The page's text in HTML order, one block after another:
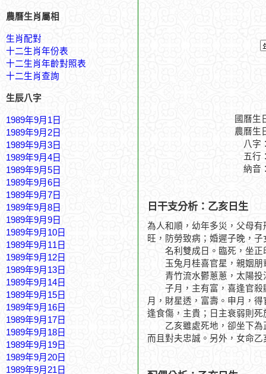
農曆生肖屬相
生肖配對
十二生肖年份表
十二生肖年齡對照表
十二生肖查詢
生辰八字
1989年9月1日
1989年9月2日
1989年9月3日
1989年9月4日
1989年9月5日
1989年9月6日
1989年9月7日
1989年9月8日
1989年9月9日
1989年9月10日
1989年9月11日
1989年9月12日
1989年9月13日
1989年9月14日
1989年9月15日
1989年9月16日
1989年9月17日
1989年9月18日
1989年9月19日
1989年9月20日
1989年9月21日
國曆生
農曆生
八字
五行
納音
日干支分析：乙亥日生
為人和順，幼年多災，父母
旺，防勞致病；婚遲子晚，
名利雙成日。臨死，坐正
玉兔月桂喜官星，親姻朋
青竹流水鬱蔥蔥，太陽投
子月，主有富，喜逢官殺
月，財星透，富壽。申月，
逢食傷，主貴；日主衰弱則死
乙亥雖處死地，卻坐下為
而且對夫忠誠。另外，女命乙